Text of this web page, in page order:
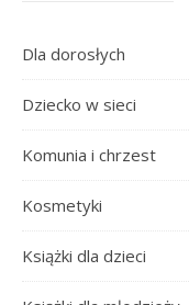
Dla dorosłych
Dziecko w sieci
Komunia i chrzest
Kosmetyki
Książki dla dzieci